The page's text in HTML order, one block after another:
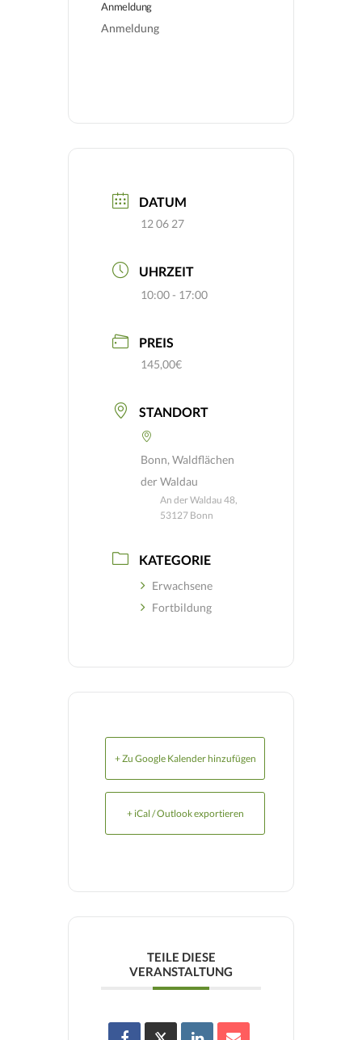
Anmeldung
Anmeldung
DATUM
12 06 27
UHRZEIT
10:00 - 17:00
PREIS
145,00€
STANDORT
Bonn, Waldflächen
der Waldau
An der Waldau 48,
53127 Bonn
KATEGORIE
Erwachsene
Fortbildung
+ Zu Google Kalender hinzufügen
+ iCal / Outlook exportieren
TEILE DIESE
VERANSTALTUNG